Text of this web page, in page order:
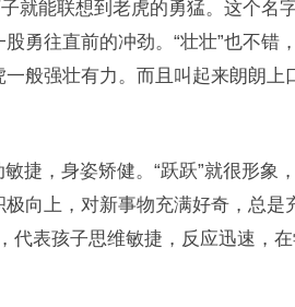
就能联想到老虎的勇猛。这个名
勇往直前的冲劲。“壮壮”也不错
般强壮有力。而且叫起来朗朗上
捷，身姿矫健。“跃跃”就很形象
向上，对新事物充满好奇，总是
代表孩子思维敏捷，反应迅速，